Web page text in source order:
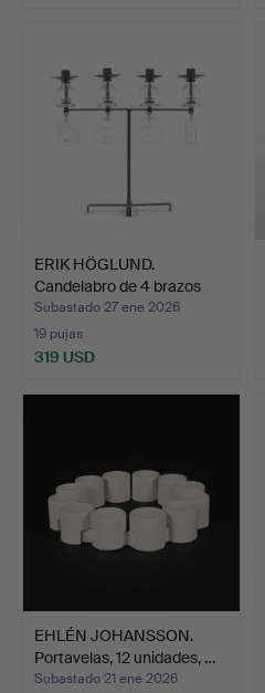
ERIK HÖGLUND.
Candelabro de 4 brazos
forja…
Subastado 27 ene 2026
19 pujas
319 USD
EHLÉN JOHANSSON.
Portavelas, 12 unidades, …
Subastado 21 ene 2026